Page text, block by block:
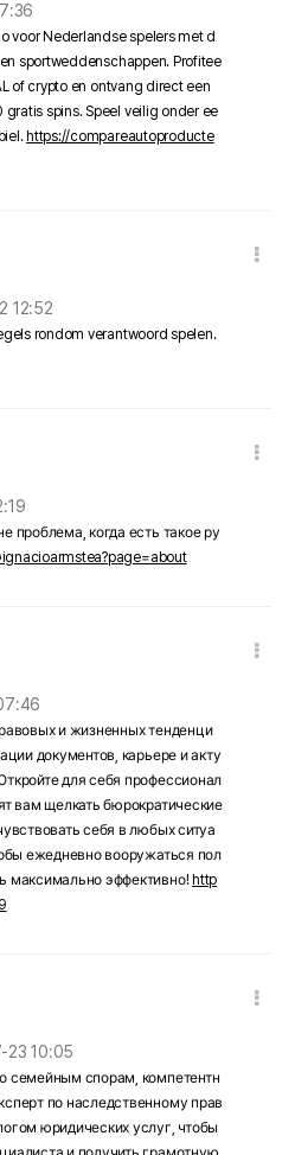
voor Nederlandse spelers met d
sportweddenschappen. Profitee
of crypto en ontvang direct een
spins. Speel veilig onder ee
https://compareautoproducte
12:52
rondom verantwoord spelen.
проблема, когда есть такое ру
и жизненных тенденци
документов, карьере и акту
для себя профессионал
вам щелкать бюрократические
себя в любых ситуа
ежедневно вооружаться пол
максимально эффективно! http
23 10:05
семейным спорам, компетентн
по наследственному прав
юридических услуг, чтобы